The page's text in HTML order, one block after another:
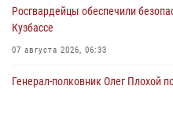
Росгвардейцы обеспечили
Кузбассе
07 августа 2026, 06:33
Генерал-полковник Олег Плохой